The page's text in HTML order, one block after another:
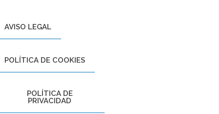
AVISO LEGAL
POLÍTICA DE COOKIES
POLÍTICA DE
PRIVACIDAD